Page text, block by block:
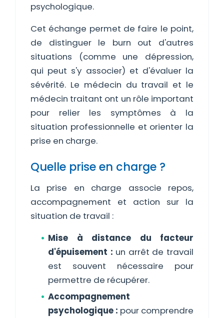
psychologique.
Cet échange permet de faire le point,
de distinguer le burn out d'autres
situations (comme une dépression,
qui peut s'y associer) et d'évaluer la
sévérité. Le médecin du travail et le
médecin traitant ont un rôle important
pour relier les symptômes à la
situation professionnelle et orienter la
prise en charge.
Quelle prise en charge ?
La prise en charge associe repos,
accompagnement et action sur la
situation de travail :
Mise à distance du facteur
d'épuisement : un arrêt de travail
est souvent nécessaire pour
permettre de récupérer.
Accompagnement
psychologique : pour comprendre